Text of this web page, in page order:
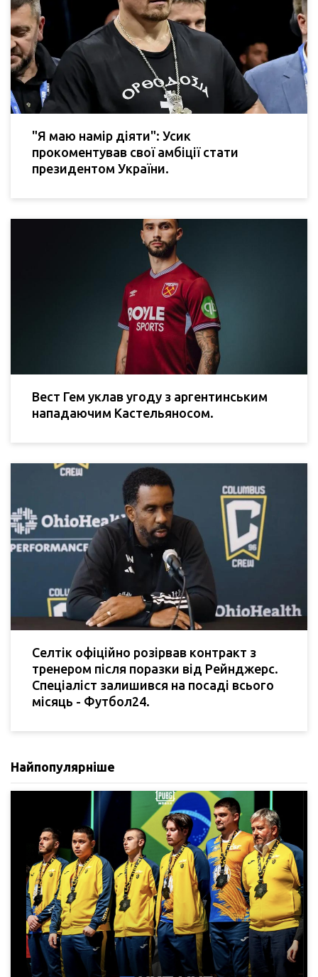
"Я маю намір діяти": Усик
прокоментував свої амбіції стати
президентом України.
Вест Гем уклав угоду з аргентинським
нападаючим Кастельяносом.
Селтік офіційно розірвав контракт з
тренером після поразки від Рейнджерс.
Спеціаліст залишився на посаді всього
місяць - Футбол24.
Найпопулярніше